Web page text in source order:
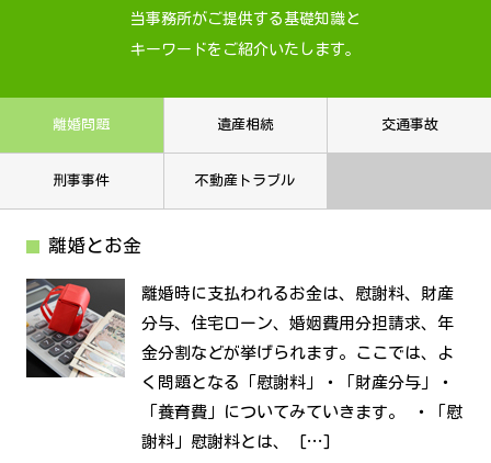
当事務所がご提供する基礎知識と
キーワードをご紹介いたします。
離婚問題 遺産相続 交通事故
刑事事件 不動産トラブル
離婚とお金
離婚時に支払われるお金は、慰謝料、財産
分与、住宅ローン、婚姻費用分担請求、年
金分割などが挙げられます。ここでは、よ
く問題となる「慰謝料」・「財産分与」・
「養育費」についてみていきます。 ・「慰
謝料」慰謝料とは、 […]